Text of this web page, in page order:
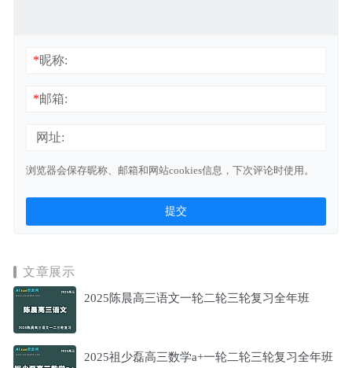
*昵称:
*邮箱:
网址:
浏览器会保存昵称、邮箱和网站cookies信息，下次评论时使用。
文章展示
2025陈晨高三语文一轮二轮三轮复习全年班
2025祖少磊高三数学a+一轮二轮三轮复习全年班